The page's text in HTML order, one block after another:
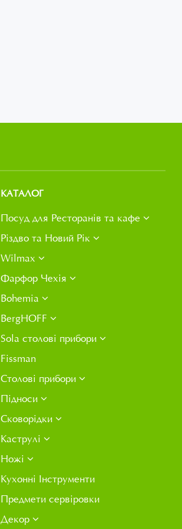
КАТАЛОГ
Посуд для Ресторанів та кафе
Різдво та Новий Рік
Wilmax
Фарфор Чехія
Bohemia
BergHOFF
Sola столові прибори
Fissman
Столові прибори
Підноси
Сковорідки
Каструлі
Ножі
Кухонні Інструменти
Предмети сервіровки
Декор